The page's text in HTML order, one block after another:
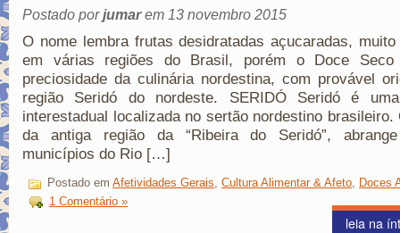
Postado porjumarem 13 novembro 2015
O nome lembra frutas desidratadas açucaradas, muito
em várias regiões do Brasil, porém o Doce
preciosidade da culinária nordestina, com provável
região Seridó do nordeste. SERIDÓ Seridó é
interestadual localizada no sertão nordestino brasileiro.
da antiga região da “Ribeira do Seridó”,
municípios do Rio […]
Postado em Afetividades Gerais, Cultura Alimentar & Afeto, Doces
1 Comentário »
leia na